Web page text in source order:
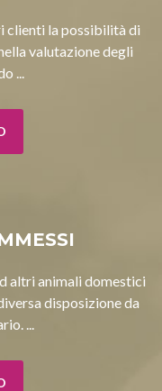
clienti la possibilità di
valutazione degli
...
altri animali domestici
disposizione da
...